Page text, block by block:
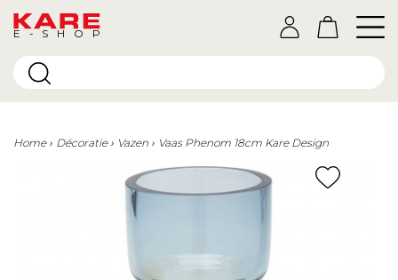
E-SHOP
Home Décoratie Vazen Vaas Phenom 18cm Kare Design